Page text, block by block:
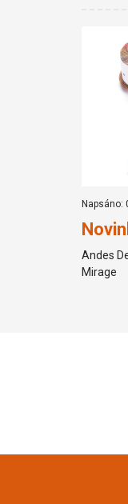
Napsáno:
Andes
Mirage